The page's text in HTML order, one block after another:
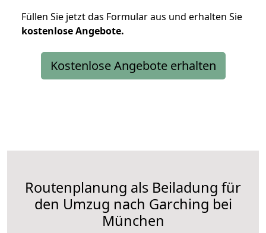
Füllen Sie jetzt das Formular aus und erhalten Sie
kostenloseAngebote.
Kostenlose Angebote erhalten
Routenplanung als Beiladung für
den Umzug nach Garching bei
München